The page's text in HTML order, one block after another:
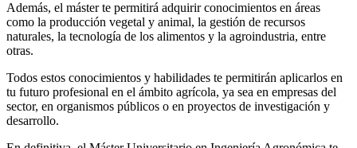
Además, el máster te permitirá adquirir conocimientos en áreas
como la producción vegetal y animal, la gestión de recursos
naturales, la tecnología de los alimentos y la agroindustria, entre
otras.
Todos estos conocimientos y habilidades te permitirán aplicarlos en
tu futuro profesional en el ámbito agrícola, ya sea en empresas del
sector, en organismos públicos o en proyectos de investigación y
desarrollo.